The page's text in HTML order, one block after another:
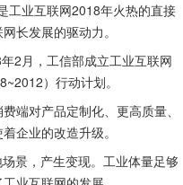
工业互联网2018年火热的直接
长发展的驱动力。
2月，工信部成立工业互联网
）行动计划。
端对产品定制化、更高质量、
企业的改造升级。
景，产生变现。工业体量足够